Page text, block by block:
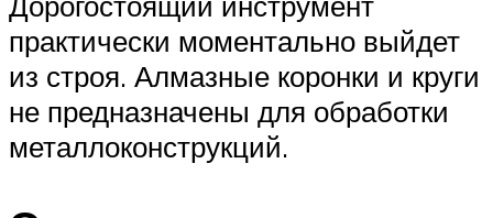
практически моментально выйдет
из строя. Алмазные коронки и круги
не предназначены для обработки
металлоконструкций.